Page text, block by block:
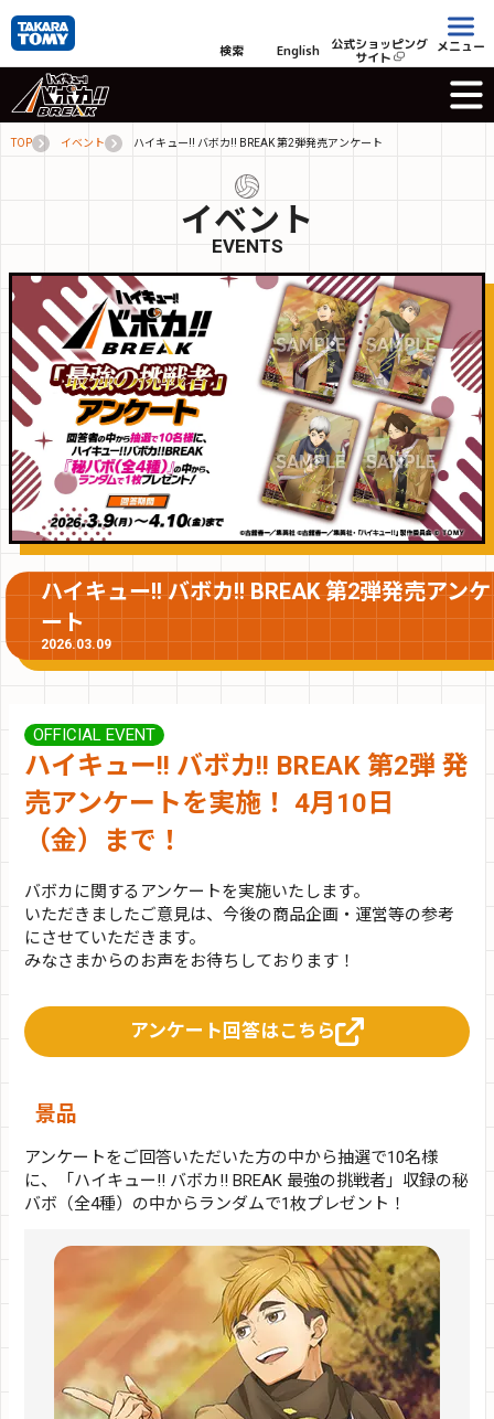
検索 English 公式ショッピング
サイト
メニュー
TOP イベント ハイキュー!! バボカ!! BREAK 第2弾発売アンケート
イベント
EVENTS
ハイキュー!! バボカ!! BREAK 第2弾発売アンケ
ート
2026.03.09
OFFICIAL EVENT
ハイキュー!! バボカ!! BREAK 第2弾 発
売アンケートを実施！ 4月10日
（金）まで！
バボカに関するアンケートを実施いたします。
いただきましたご意見は、今後の商品企画・運営等の参考
にさせていただきます。
みなさまからのお声をお待ちしております！​
アンケート回答はこちら
景品
アンケートをご回答いただいた方の中から抽選で10名様
に、「ハイキュー!! バボカ!! BREAK 最強の挑戦者」収録の秘
バボ（全4種）の中からランダムで1枚プレゼント！